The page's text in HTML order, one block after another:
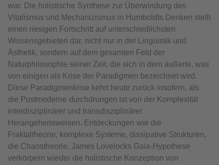
war. Die holistische Synthese zur Überwindung des
Vitalismus und Mechanizismus in Humboldts Denken stellt
einen riesigen Fortschritt auf unterschiedlichsten
Wissensgebieten dar, nicht nur in der Linguistik und
Ästhetik, sondern auf dem gesamten Feld der
Naturphilosophie seiner Zeit, die sich in dem äußerte, was
von einigen als Krise der Paradigmen bezeichnet wird.
Diese Paradigmenkrise kehrt heute zurück insofern, als
die Postmoderne durchdrungen ist von der Komplexität
interdisziplinärer und transdisziplinärer
Herangehensweisen. Entdeckungen wie die
Fraktaltheorie, komplexe Systeme, dissipative Strukturen,
die Chaostheorie, James Lovelocks Gaia-Hypothese
verkörpern wieder die holistische Konzeption von